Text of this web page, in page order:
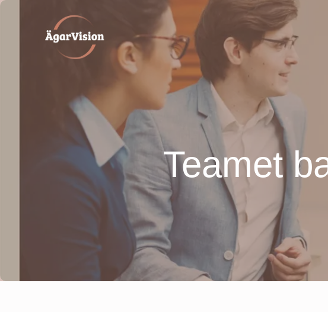
Teamet